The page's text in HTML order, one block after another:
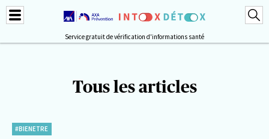
Service gratuit de vérification d'informations santé
Tous les articles
#BIENETRE